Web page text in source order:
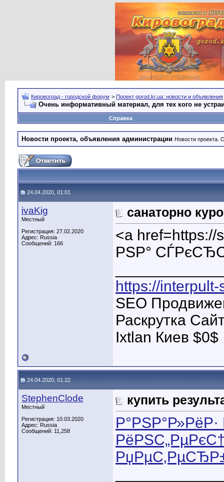
Кировоград - городской форум > Проект gorod.kr.ua: новости и объявления
Очень информативный материал, для тех кого не
Справка
Новости проекта, объявления администрации Новости проекта.
24.04.2020, 01:01
ivaKig
Местный
Регистрация: 27.02.2020
Адрес: Russia
Сообщений: 166
санаторно
<a href=https://
РЅР°
https://
SEO
Раскрутка
Ixtlan Киев $0$
24.04.2020, 01:22
StephenClode
Местный
Регистрация: 10.03.2020
Адрес: Russia
Сообщений: 11,258
купить